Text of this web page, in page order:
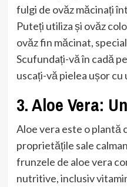
fulgi de ovăz măcinați
Puteți utiliza și ovăz
ovăz fin măcinat,
Scufundați-vă în cadă
uscați-vă pielea ușor cu
3. Aloe Vera:
Aloe vera este o plantă
proprietățile sale
frunzele de aloe vera
nutritive, inclusiv